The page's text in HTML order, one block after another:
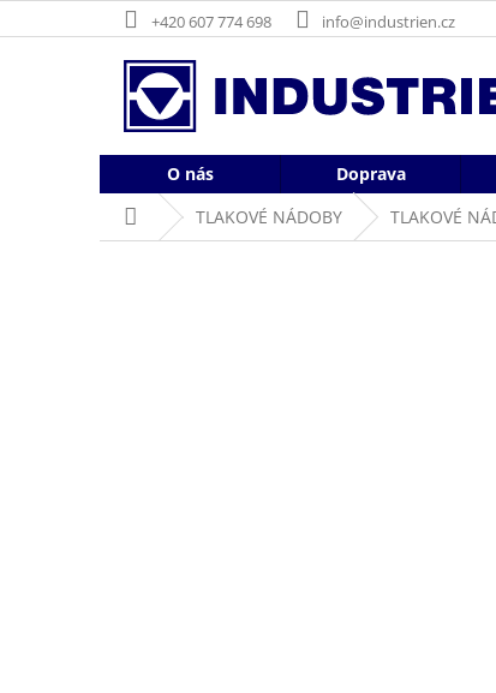
na
+420 607 774 698 info@industrien.cz
O nás Doprava
Domů TLAKOVÉ NÁDOBY TLAKOVÉ